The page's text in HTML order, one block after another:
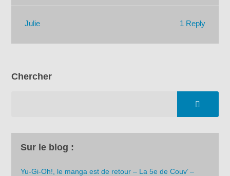
1 Reply
Julie
Chercher
Sur le blog :
Yu-Gi-Oh!, le manga est de retour – La 5e de Couv’ –